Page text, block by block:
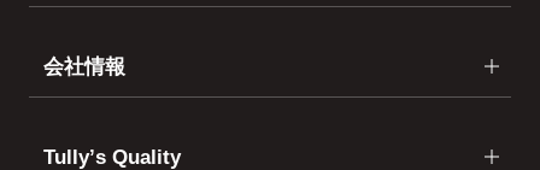
会社情報
Tullyʼs Quality